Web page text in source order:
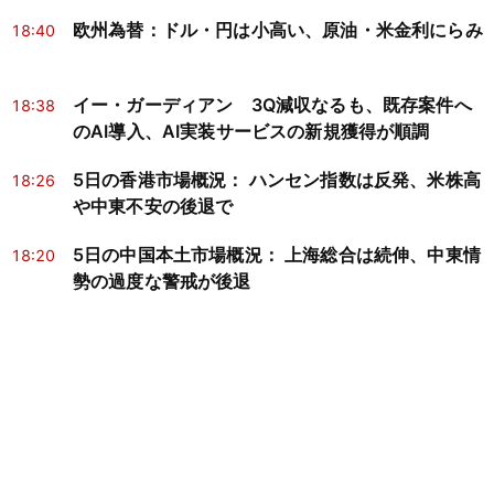
18:40 欧州為替：ドル・円は小高い、原油・米金利にらみ
18:38
イー・ガーディアン 3Q減収なるも、既存案件へ
のAI導入、AI実装サービスの新規獲得が順調
18:26
5日の香港市場概況： ハンセン指数は反発、米株高
や中東不安の後退で
18:20
5日の中国本土市場概況： 上海総合は続伸、中東情
勢の過度な警戒が後退